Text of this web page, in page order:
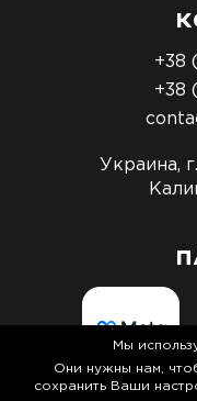
+38
+38
Украина,
Мы
Они нужны нам,
сохранить Ваши